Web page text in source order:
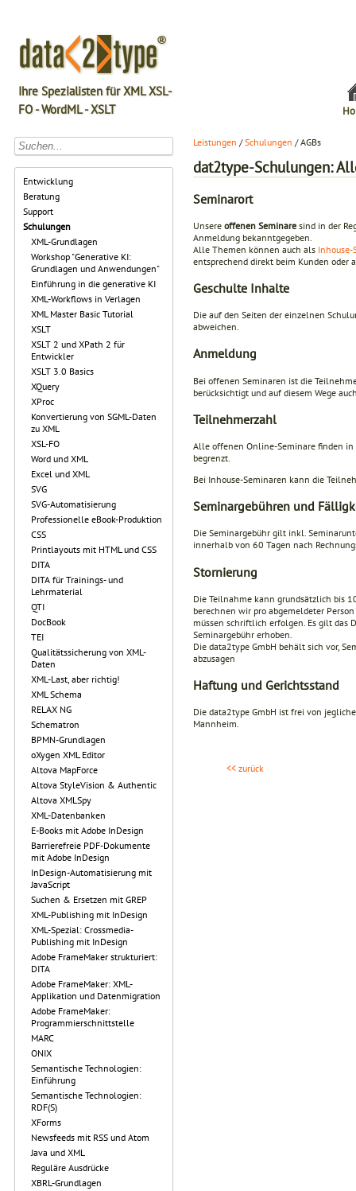
Ihre Spezialisten für XML XSL-
FO - WordML - XSLT
Entwicklung
Beratung
Support
Schulungen
XML-Grundlagen
Workshop "Generative KI:
Grundlagen und Anwendungen"
Einführung in die generative KI
XML-Workflows in Verlagen
XML Master Basic Tutorial
XSLT
XSLT 2 und XPath 2 für
Entwickler
XSLT 3.0 Basics
XQuery
XProc
Konvertierung von SGML-Daten
zu XML
XSL-FO
Word und XML
Excel und XML
SVG
SVG-Automatisierung
Professionelle eBook-Produktion
CSS
Printlayouts mit HTML und CSS
DITA
DITA für Trainings- und
Lehrmaterial
QTI
DocBook
TEI
Qualitätssicherung von XML-
Daten
XML-Last, aber richtig!
XML Schema
RELAX NG
Schematron
BPMN-Grundlagen
oXygen XML Editor
Altova MapForce
Altova StyleVision & Authentic
Altova XMLSpy
XML-Datenbanken
E-Books mit Adobe InDesign
Barrierefreie PDF-Dokumente
mit Adobe InDesign
InDesign-Automatisierung mit
JavaScript
Suchen & Ersetzen mit GREP
XML-Publishing mit InDesign
XML-Spezial: Crossmedia-
Publishing mit InDesign
Adobe FrameMaker strukturiert:
DITA
Adobe FrameMaker: XML-
Applikation und Datenmigration
Adobe FrameMaker:
Programmierschnittstelle
MARC
ONIX
Semantische Technologien:
Einführung
Semantische Technologien:
RDF(S)
XForms
Newsfeeds mit RSS und Atom
Java und XML
Reguläre Ausdrücke
XBRL-Grundlagen
Leistungen /Schulungen / AGBs
dat2type-Schulungen:
Seminarort
Unsere offenen Seminare sind in der
Anmeldung bekanntgegeben.
Alle Themen können auch als Inhouse-
entsprechend direkt beim Kunden oder
Geschulte Inhalte
Die auf den Seiten der einzelnen
abweichen.
Anmeldung
Bei offenen Seminaren ist die
berücksichtigt und auf diesem Wege
Teilnehmerzahl
Alle offenen Online-Seminare finden in
begrenzt.
Bei Inhouse-Seminaren kann die
Seminargebühren und
Die Seminargebühr gilt inkl.
innerhalb von 60 Tagen nach
Stornierung
Die Teilnahme kann grundsätzlich bis
berechnen wir pro abgemeldeter
müssen schriftlich erfolgen. Es gilt das
Seminargebühr erhoben.
Die data2type GmbH behält sich vor,
abzusagen
Haftung und Gerichtsstand
Die data2type GmbH ist frei von
Mannheim.
<< zurück